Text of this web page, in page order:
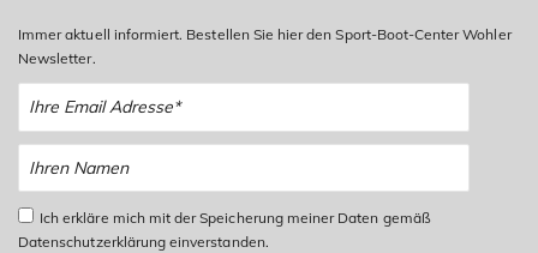
Immer aktuell informiert. Bestellen Sie hier den Sport-Boot-Center Wohler
Newsletter.
Ich erkläre mich mit der Speicherung meiner Daten gemäß
Datenschutzerklärung einverstanden.